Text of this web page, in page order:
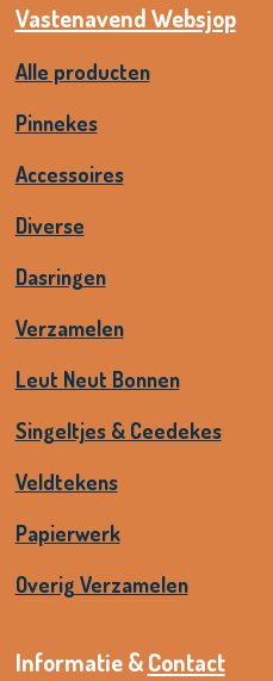
Vastenavend Websjop
Alle producten
Pinnekes
Accessoires
Diverse
Dasringen
Verzamelen
Leut Neut Bonnen
Singeltjes & Ceedekes
Veldtekens
Papierwerk
Overig Verzamelen
Informatie &Contact